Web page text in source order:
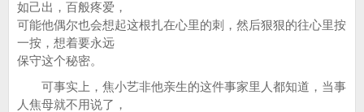
如己出，百般疼爱，
可能他偶尔也会想起这根扎在心里的刺，然后狠狠的往心里按
一按，想着要永远
保守这个秘密。
可事实上，焦小艺非他亲生的这件事家里人都知道，当事
人焦母就不用说了，